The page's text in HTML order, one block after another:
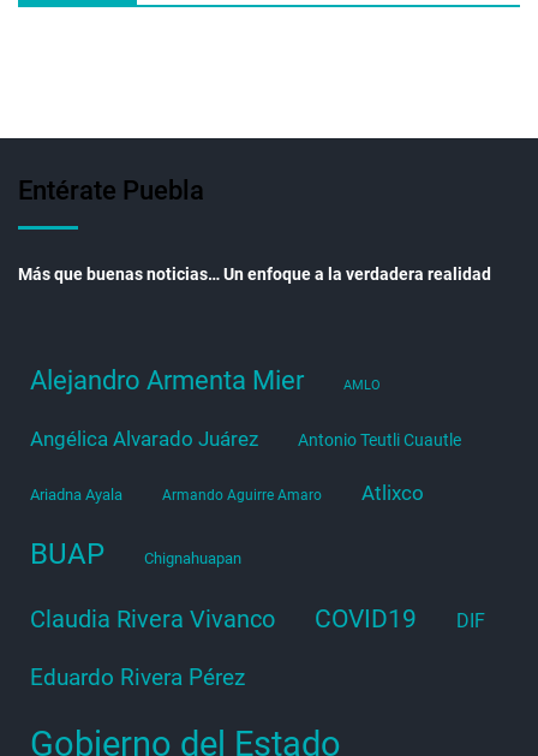
Entérate Puebla
Más que buenas noticias… Un enfoque a la verdadera realidad
Alejandro Armenta Mier AMLO
Angélica Alvarado Juárez Antonio Teutli Cuautle
Ariadna Ayala Armando Aguirre Amaro Atlixco
BUAP Chignahuapan
Claudia Rivera Vivanco COVID19 DIF
Eduardo Rivera Pérez
Gobierno del Estado